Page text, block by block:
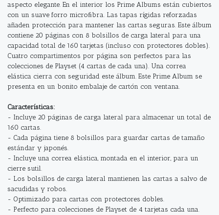
aspecto elegante. En el interior los Prime Albums están cubiertos
con un suave forro microﬁbra. Las tapas rígidas reforzadas
añaden protección para mantener las cartas seguras. Este álbum
contiene 20 páginas con 8 bolsillos de carga lateral para una
capacidad total de 160 tarjetas (incluso con protectores dobles).
Cuatro compartimentos por página son perfectos para las
colecciones de Playset (4 cartas de cada una). Una correa
elástica cierra con seguridad este álbum. Este Prime Album se
presenta en un bonito embalaje de cartón con ventana.
Características:
- Incluye 20 páginas de carga lateral para almacenar un total de
160 cartas.
- Cada página tiene 8 bolsillos para guardar cartas de tamaño
estándar y japonés.
- Incluye una correa elástica, montada en el interior, para un
cierre sutil.
- Los bolsillos de carga lateral mantienen las cartas a salvo de
sacudidas y robos.
- Optimizado para cartas con protectores dobles.
- Perfecto para colecciones de Playset de 4 tarjetas cada una.